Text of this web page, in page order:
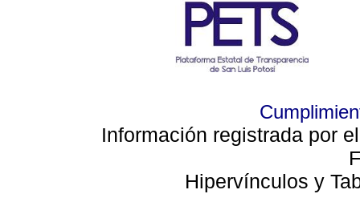
Información registrada por
Hipervínculos y